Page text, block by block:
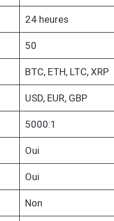
24 heures
50
BTC, ETH, LTC, XRP
USD, EUR, GBP
5000:1
Oui
Oui
Non